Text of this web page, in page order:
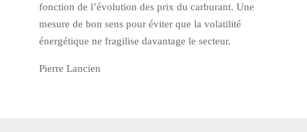
fonction de l’évolution des prix du carburant. Une
mesure de bon sens pour éviter que la volatilité
énergétique ne fragilise davantage le secteur.
Pierre Lancien